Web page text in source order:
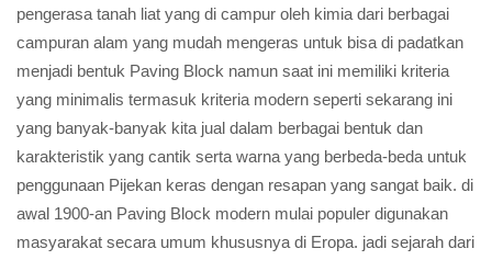
pengerasa tanah liat yang di campur oleh kimia dari berbagai
campuran alam yang mudah mengeras untuk bisa di padatkan
menjadi bentuk Paving Block namun saat ini memiliki kriteria
yang minimalis termasuk kriteria modern seperti sekarang ini
yang banyak-banyak kita jual dalam berbagai bentuk dan
karakteristik yang cantik serta warna yang berbeda-beda untuk
penggunaan Pijekan keras dengan resapan yang sangat baik. di
awal 1900-an Paving Block modern mulai populer digunakan
masyarakat secara umum khususnya di Eropa. jadi sejarah dari